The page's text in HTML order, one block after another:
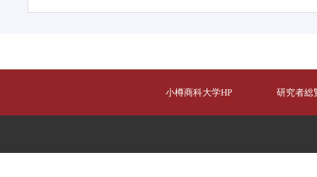
小樽商科大学HP 研究者総